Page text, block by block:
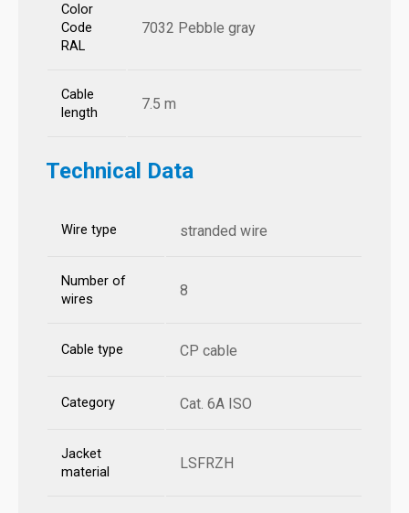
Color
Code
RAL
7032 Pebble gray
Cable
length
7.5 m
Technical Data
Wire type stranded wire
Number of
wires
8
Cable type CP cable
Category Cat. 6A ISO
Jacket
material
LSFRZH